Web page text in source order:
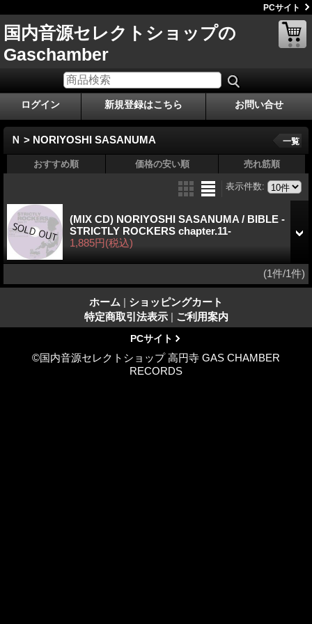
PCサイト
国内音源セレクトショップの
Gaschamber
ログイン 新規登録はこちら お問い合せ
Ｎ > NORIYOSHI SASANUMA 一覧
おすすめ順 価格の安い順 売れ筋順
表示件数:
(MIX CD) NORIYOSHI SASANUMA / BIBLE -
STRICTLY ROCKERS chapter.11-
1,885円(税込)
(1件/1件)
ホーム | ショッピングカート
特定商取引法表示 | ご利用案内
PCサイト
©国内音源セレクトショップ 高円寺 GAS CHAMBER
RECORDS